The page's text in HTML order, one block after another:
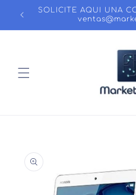
directamenteSOLICITE AQUI UNA
información
del producto